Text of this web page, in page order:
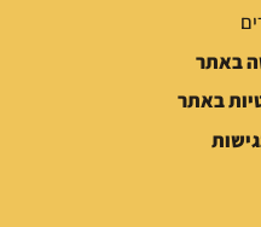
באתר
באתר